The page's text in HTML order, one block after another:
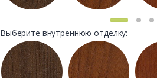
Выберите внутреннюю отделку: